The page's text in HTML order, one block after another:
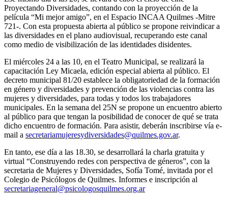
Proyectando Diversidades, contando con la proyección de la
película “Mi mejor amigo”, en el Espacio INCAA Quilmes -Mitre
721-. Con esta propuesta abierta al público se propone reivindicar a
las diversidades en el plano audiovisual, recuperando este canal
como medio de visibilización de las identidades disidentes.
El miércoles 24 a las 10, en el Teatro Municipal, se realizará la
capacitación Ley Micaela, edición especial abierta al público. El
decreto municipal 81/20 establece la obligatoriedad de la formación
en género y diversidades y prevención de las violencias contra las
mujeres y diversidades, para todas y todos los trabajadores
municipales. En la semana del 25N se propone un encuentro abierto
al público para que tengan la posibilidad de conocer de qué se trata
dicho encuentro de formación. Para asistir, deberán inscribirse vía e-
mail a secretariamujeresydiversidades@quilmes.gov.ar.
En tanto, ese día a las 18.30, se desarrollará la charla gratuita y
virtual “Construyendo redes con perspectiva de géneros”, con la
secretaria de Mujeres y Diversidades, Sofía Tomé, invitada por el
Colegio de Psicólogos de Quilmes. Informes e inscripción al
secretariageneral@psicologosquilmes.org.ar